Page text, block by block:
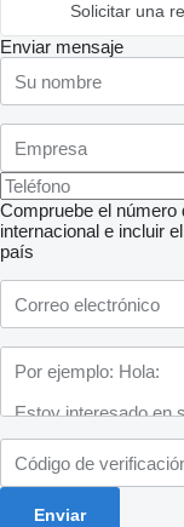
Solicitar una
Enviar mensaje
Compruebe el número
internacional e incluir
país